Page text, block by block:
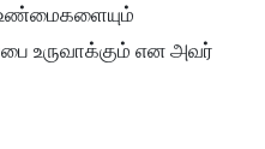
உண்மைகளையும்
உருவாக்கும் என அவர்